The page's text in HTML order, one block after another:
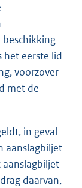
beschikking
het eerste lid
voorzover
met de
in geval
aanslagbiljet
aanslagbiljet
daarvan,